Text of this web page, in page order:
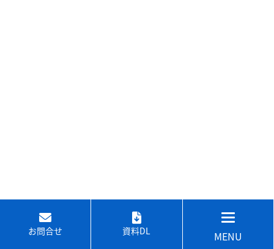
お問合せ 資料DL MENU